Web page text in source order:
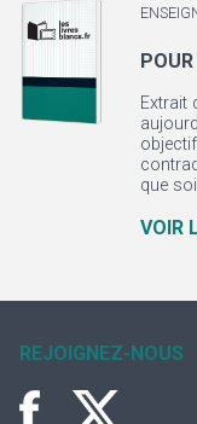
Extrait
que
VOIR
REJOIGNEZ-NOUS